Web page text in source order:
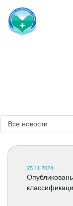
25.11.2024